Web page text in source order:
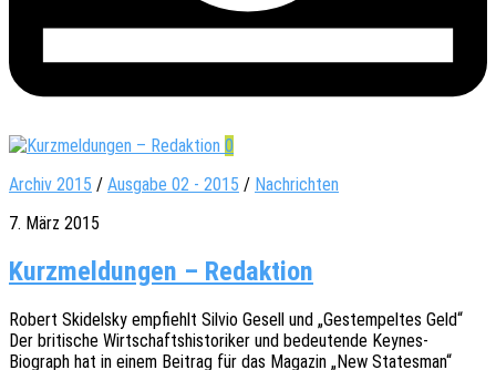
0
Archiv 2015 / Ausgabe 02 - 2015 / Nachrichten
7. März 2015
Kurzmeldungen – Redaktion
Robert Skidelsky empfiehlt Silvio Gesell und „Gestem­pel­tes Geld“
Der briti­sche Wirt­schafts­his­to­ri­ker und bedeu­ten­de Keynes-
Biograph hat in einem Beitrag für das Maga­zin „New States­man“